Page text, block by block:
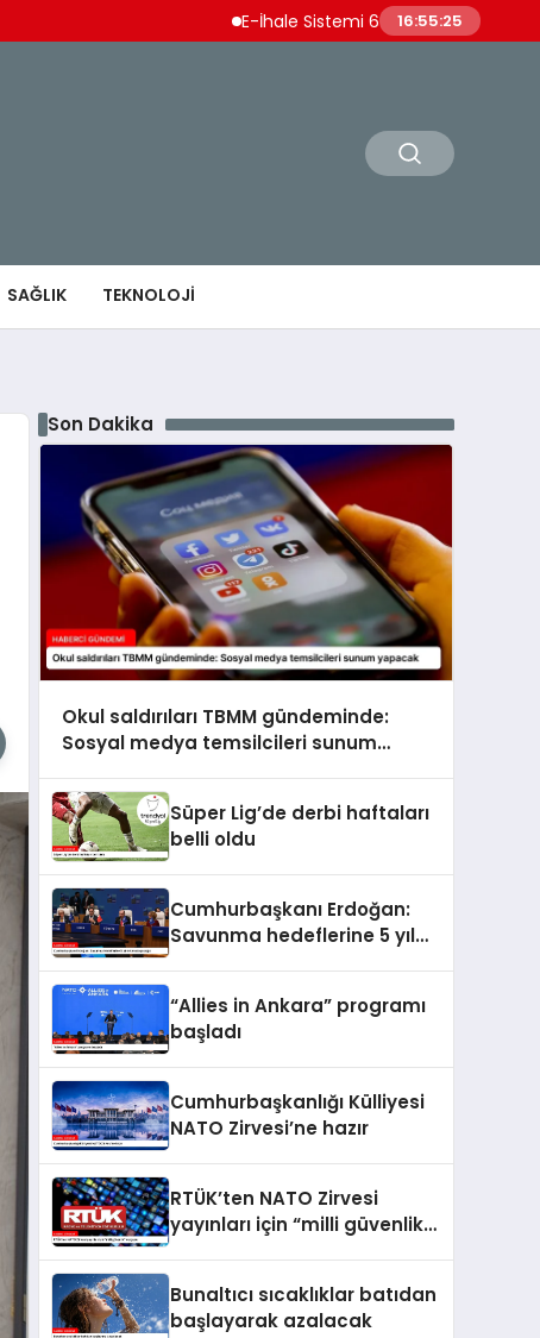
E-İhale Sistemi 6 Ayda 2,7 Milyar Lira Gelir
16:55:26
SAĞLIK TEKNOLOJI
Son Dakika
Okul saldırıları TBMM gündeminde:
Sosyal medya temsilcileri sunum
Süper Lig’de derbi haftaları
belli oldu
Cumhurbaşkanı Erdoğan:
Savunma hedeflerine 5 yıl
“Allies in Ankara” programı
başladı
Cumhurbaşkanlığı Külliyesi
NATO Zirvesi’ne hazır
RTÜK’ten NATO Zirvesi
yayınları için “milli güvenlik”
Bunaltıcı sıcaklıklar batıdan
başlayarak azalacak